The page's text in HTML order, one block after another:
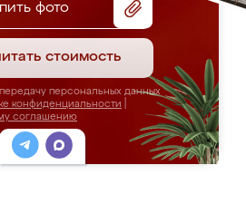
фото
стоимость
персональных данных
конфиденциальности
соглашению